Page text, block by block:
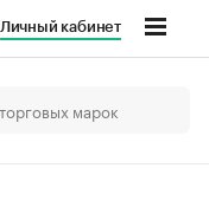
Личный кабинет